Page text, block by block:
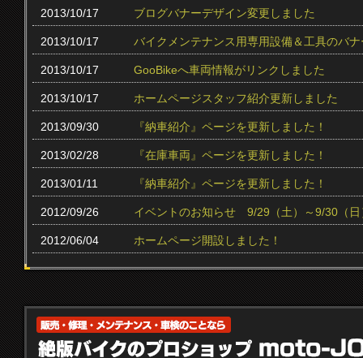
2013/10/17 ブログバナーデザイン変更しました
2013/10/17 バイクメンテナンス用専用設備＆工具のバ
2013/10/17 GooBikeへ車両情報がリンクしました
2013/10/17 ホームページスタッフ紹介更新しました
2013/09/30 『納車紹介』ページを更新しました！
2013/02/28 『在庫車両』ページを更新しました！
2013/01/11 『納車紹介』ページを更新しました！
2012/09/26 イベントのお知らせ 9/29（土）～9/30（日
2012/06/04 ホームページ開設しました！